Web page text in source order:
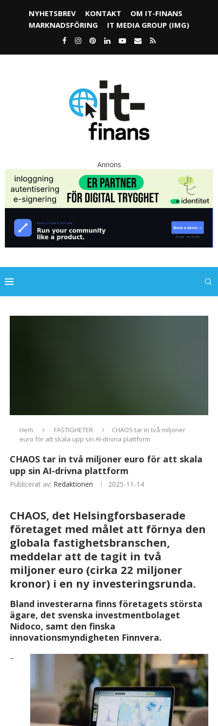
NYHETSBREV KONTAKT
OM IT-FINANS
MARKNADSFÖRING
IT MEDIA GROUP (IMG)
Annons
Hem FASTIGHETER
CHAOS tar in två miljoner
euro för att skala upp sin AI-drivna plattform
CHAOS tar in två miljoner euro för att skala
upp sin AI-drivna plattform
Publicerat av: Redaktionen 2025-11-14
CHAOS, det Helsingforsbaserade
företaget med målet att förnya den
globala fastighetsbranschen,
meddelar att de tagit in två
miljoner euro (cirka 22 miljoner
kronor) i en ny investeringsrunda.
Bland investerarna finns företagets största
ägare, det svenska investmentbolaget
Nidoco, samt den finska
innovationsmyndigheten Finnvera.
–